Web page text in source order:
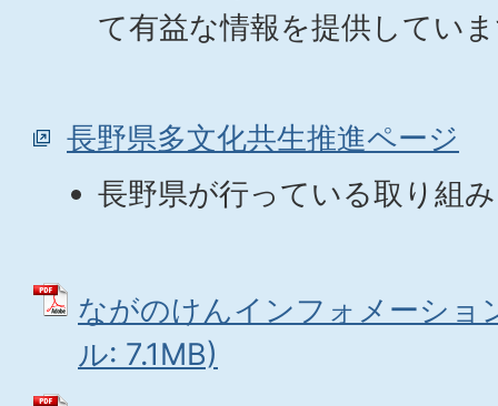
て有益な情報を提供してい
長野県多文化共生推進ページ
長野県が行っている取り組
ながのけんインフォメーショ
ル: 7.1MB)